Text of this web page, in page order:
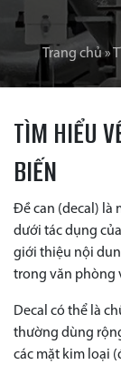
Trang chủ»
TÌM HIỂU
BIẾN
Đề can (decal) là
dưới tác dụng
giới thiệu nội
trong văn phòng
Decal có thể là
thường dùng
các mặt kim loại